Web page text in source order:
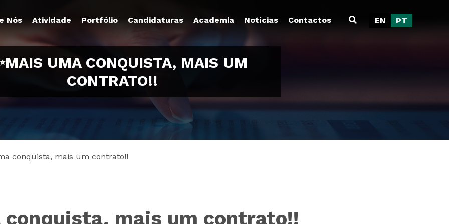
Nós Atividade Portfólio Candidaturas Academia Notícias Contactos EN PT
UMA CONQUISTA, MAIS UM
CONTRATO!!
conquista, mais um contrato!!
conquista, mais um contrato!!